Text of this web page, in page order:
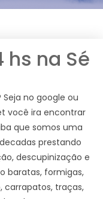
hs na Sé
Seja no google ou
você ira encontrar
que somos uma
prestando
descupinização e
baratas, formigas,
carrapatos, traças,